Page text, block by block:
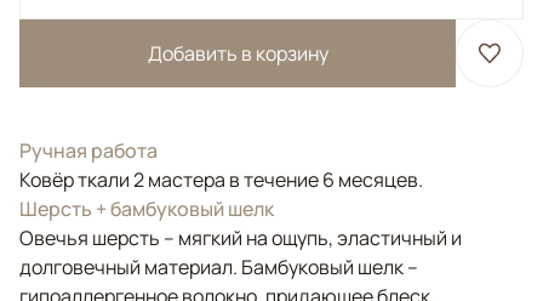
Добавить в корзину
Ручная работа
Ковёр ткали 2 мастера в течение 6 месяцев.
Шерсть + бамбуковый шелк
Овечья шерсть – мягкий на ощупь, эластичный и
долговечный материал. Бамбуковый шелк –